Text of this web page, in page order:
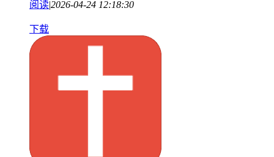
阅读|2026-04-24 12:18:30
下载